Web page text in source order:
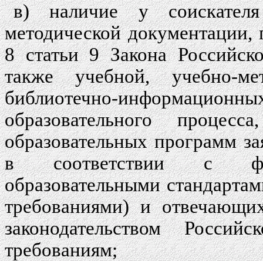
в) наличие у
методической
8 статьи 9 Закона
также учебной, учебно-
библиотечно-
образовательного
образовательных программ
в соответствии с
образовательными
требованиями) и
законодательством
требованиям;